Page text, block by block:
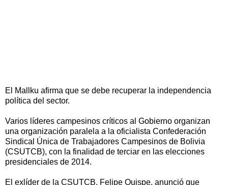
El Mallku afirma que se debe recuperar la independencia
política del sector.
Varios líderes campesinos críticos al Gobierno organizan
una organización paralela a la oficialista Confederación
Sindical Única de Trabajadores Campesinos de Bolivia
(CSUTCB), con la finalidad de terciar en las elecciones
presidenciales de 2014.
El exlíder de la CSUTCB, Felipe Quispe, anunció que